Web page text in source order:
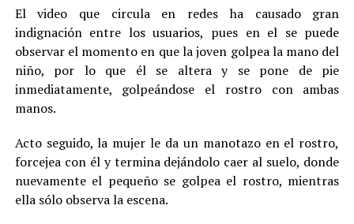
El video que circula en redes ha causado gran
indignación entre los usuarios, pues en el se puede
observar el momento en que la joven golpea la mano del
niño, por lo que él se altera y se pone de pie
inmediatamente, golpeándose el rostro con ambas
manos.
Acto seguido, la mujer le da un manotazo en el rostro,
forcejea con él y termina dejándolo caer al suelo, donde
nuevamente el pequeño se golpea el rostro, mientras
ella sólo observa la escena.